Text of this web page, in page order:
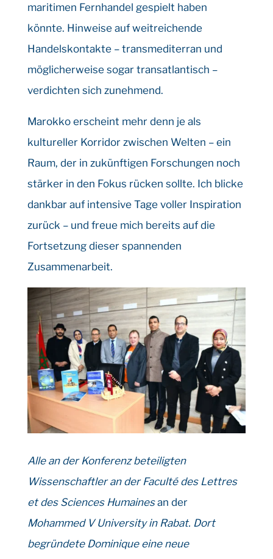
maritimen Fernhandel gespielt haben
könnte. Hinweise auf weitreichende
Handelskontakte – transmediterran und
möglicherweise sogar transatlantisch –
verdichten sich zunehmend.
Marokko erscheint mehr denn je als
kultureller Korridor zwischen Welten – ein
Raum, der in zukünftigen Forschungen noch
stärker in den Fokus rücken sollte. Ich blicke
dankbar auf intensive Tage voller Inspiration
zurück – und freue mich bereits auf die
Fortsetzung dieser spannenden
Zusammenarbeit.
Alle an der Konferenz beteiligten
Wissenschaftler an der Faculté des Lettres
et des Sciences Humainesan der
Mohammed V University in Rabat. Dort
begründete Dominique eine neue